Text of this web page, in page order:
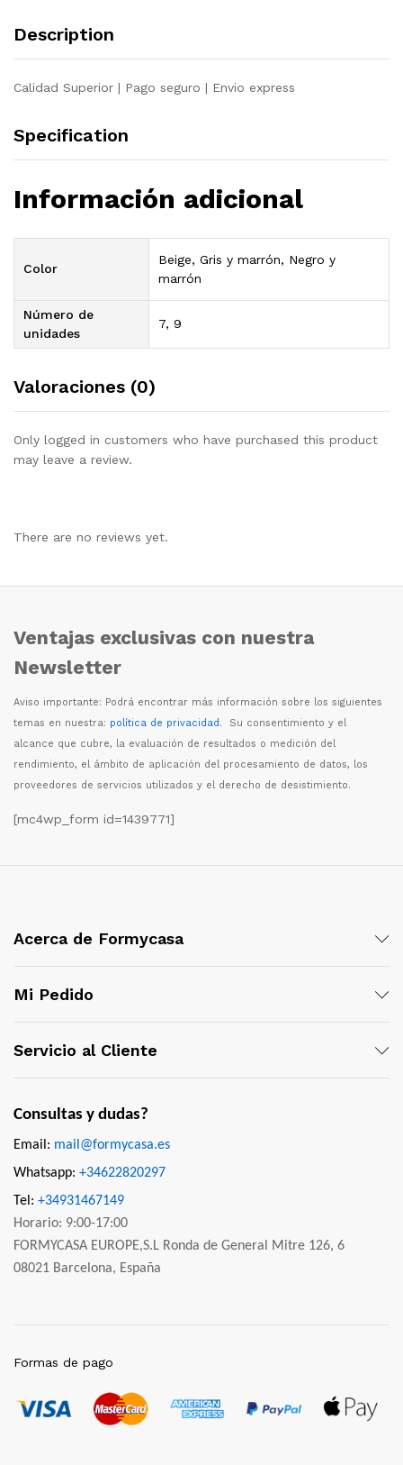
Description
Calidad Superior | Pago seguro | Envio express
Specification
Información adicional
Color
Beige, Gris y marrón, Negro y
marrón
Número de
unidades
7, 9
Valoraciones (0)
Only logged in customers who have purchased this product
may leave a review.
There are no reviews yet.
Ventajas exclusivas con nuestra
Newsletter
Aviso importante: Podrá encontrar más información sobre los siguientes
temas en nuestra: política de privacidad. Su consentimiento y el
alcance que cubre, la evaluación de resultados o medición del
rendimiento, el ámbito de aplicación del procesamiento de datos, los
proveedores de servicios utilizados y el derecho de desistimiento.
[mc4wp_form id=1439771]
Acerca de Formycasa
Mi Pedido
Servicio al Cliente
Consultas y dudas?
Email: mail@formycasa.es
Whatsapp: +34622820297
Tel: +34931467149
Horario: 9:00-17:00
FORMYCASA EUROPE,S.L Ronda de General Mitre 126, 6
08021 Barcelona, España
Formas de pago